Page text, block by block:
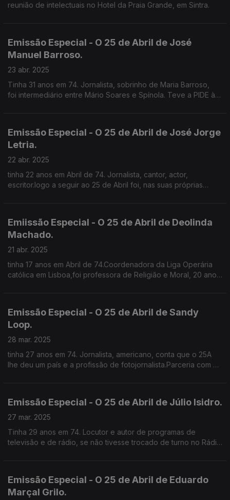
reunião de intelectuais no Hotel da Praia Grande, em Sintra.
Emissão Especial - O 25 de Abril de José
Manuel Barroso.
23 abr. 2025
Tinha 31 anos em 74. Jornalista, sobrinho de Maria Barroso,
foi intermediário entre Mário Soares e Spínola. Teve a PIDE à
Emissão Especial - O 25 de Abril de José Jorge
Letria.
22 abr. 2025
tinha 22 anos em Abril de 74. Jornalista, cantor, actor,
escritor.logo a seguir ao 25 de Abril foi, nas suas próprias
Emiissão Especial - O 25 de Abril de Deolinda
Machado.
21 abr. 2025
tinha 17 anos em Abril de 74.Coordenadora da Liga Operária
católica em Lisboa,foi professora de Religião e Moral, 20 anos
Emissão Especial - O 25 de Abril de Sandy
Loop.
28 mar. 2025
tinha 27 anos em 74. Jornalista, americano, conta que o 25A
lhe deu um país e a profissão de fotojornalista.Parceria com o
Emissão Especial - O 25 de Abril de Júlio Isidro.
27 mar. 2025
Tinha 29 anos em 74. Locutor e autor de programas de
televisão e de rádio, se não tivesse trocado de turno no Rádio
Emissão Especial - O 25 de Abril de Eduardo
Marçal Grilo.